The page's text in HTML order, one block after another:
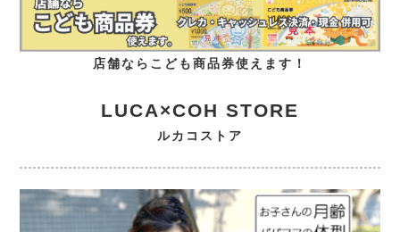
店舗ならこども商品券使えます！
LUCA×COH STORE
ルカコストア